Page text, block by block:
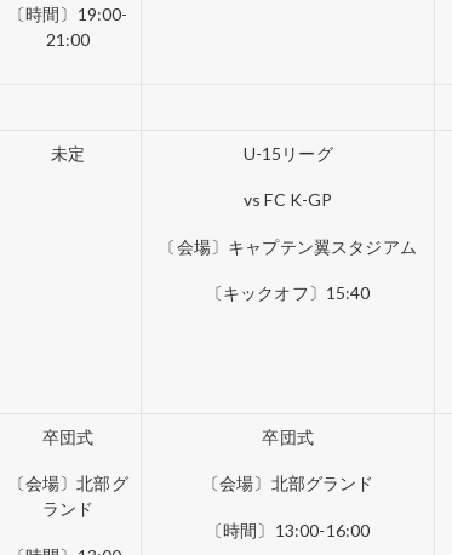
〔時間〕19:00-
21:00
未定 U-15リーグ
vs FC K-GP
〔会場〕キャプテン翼スタジアム
〔キックオフ〕15:40
卒団式
〔会場〕北部グ
ランド
卒団式
〔会場〕北部グランド
〔時間〕13:00-16:00